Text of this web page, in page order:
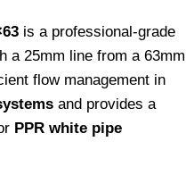
is a professional-grade
a 25mm line from a 63mm
flow management in
and provides a
PPR white pipe